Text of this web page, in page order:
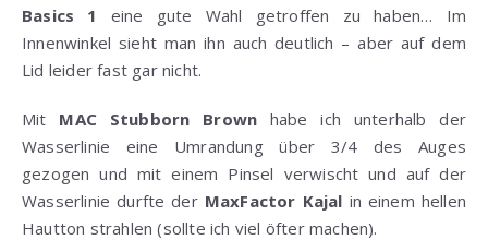
Basics 1
eine gute Wahl getroffen zu haben… Im
Innenwinkel sieht man ihn auch deutlich – aber auf dem
Lid leider fast gar nicht.
Mit MAC Stubborn Brown habe ich unterhalb der
Wasserlinie eine Umrandung über 3/4 des Auges
gezogen und mit einem Pinsel verwischt und auf der
Wasserlinie durfte der MaxFactor Kajal in einem hellen
Hautton strahlen (sollte ich viel öfter machen).